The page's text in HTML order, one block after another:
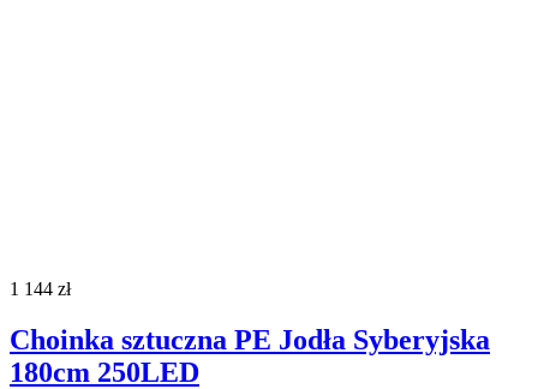
1 144 zł
Choinka sztuczna PE Jodła Syberyjska
180cm 250LED